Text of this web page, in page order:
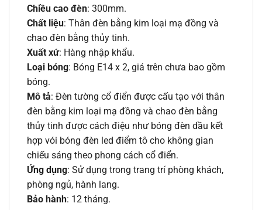
Chiều cao đèn: 300mm.
Chất liệu: Thân đèn bằng kim loại mạ đồng và
chao đèn bằng thủy tinh.
Xuất xứ: Hàng nhập khẩu.
Loại bóng: Bóng E14 x 2, giá trên chưa bao gồm
bóng.
Mô tả: Đèn tường cổ điển được cấu tạo với thân
đèn bằng kim loại mạ đồng và chao đèn bằng
thủy tinh được cách điệu như bóng đèn dầu kết
hợp vói bóng đèn led điểm tô cho không gian
chiếu sáng theo phong cách cổ điển.
Ứng dụng: Sử dụng trong trang trí phòng khách,
phòng ngủ, hành lang.
Bảo hành: 12 tháng.